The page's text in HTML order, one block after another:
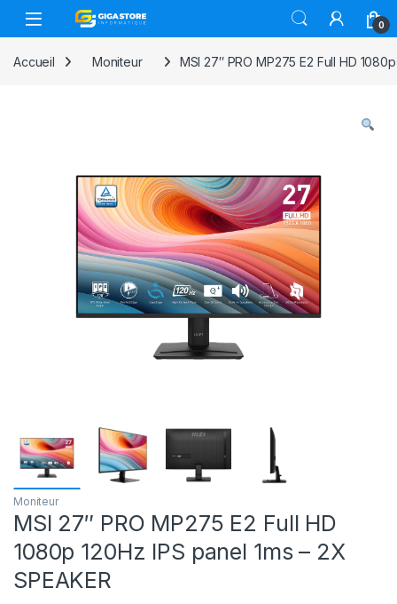
Skip to navigation
Skip to content
0
Accueil Moniteur MSI 27″ PRO MP275 E2 Full HD
Moniteur
MSI 27″ PRO MP275 E2 Full HD
1080p 120Hz IPS panel 1ms – 2X
SPEAKER